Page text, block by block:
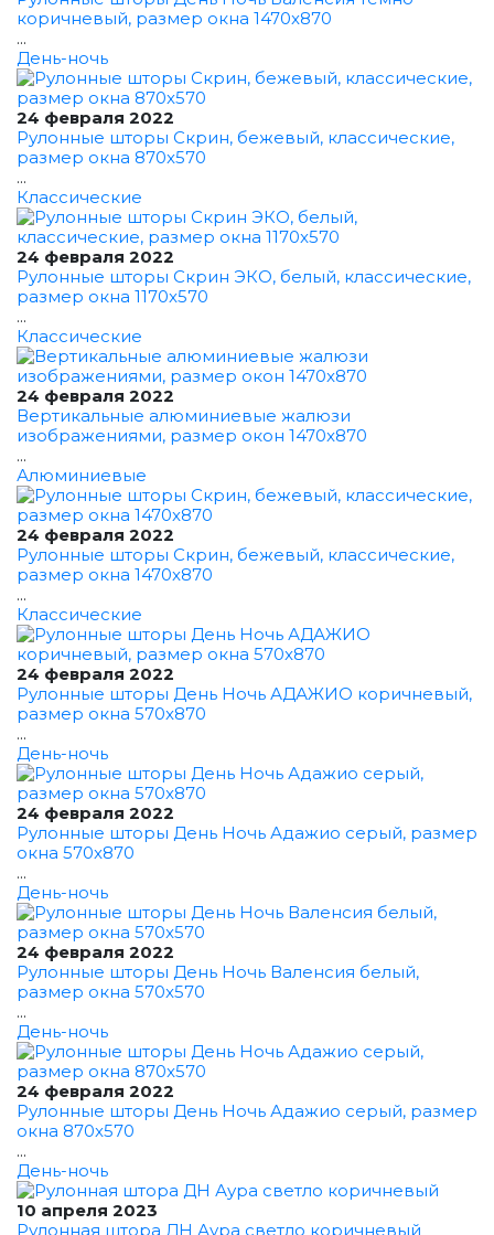
коричневый, размер окна 1470x870
...
День-ночь
24 февраля 2022
Рулонные шторы Скрин, бежевый, классические,
размер окна 870x570
...
Классические
24 февраля 2022
Рулонные шторы Скрин ЭКО, белый, классические,
размер окна 1170x570
...
Классические
24 февраля 2022
Вертикальные алюминиевые жалюзи
изображениями, размер окон 1470x870
...
Алюминиевые
24 февраля 2022
Рулонные шторы Скрин, бежевый, классические,
размер окна 1470x870
...
Классические
24 февраля 2022
Рулонные шторы День Ночь АДАЖИО коричневый,
размер окна 570x870
...
День-ночь
24 февраля 2022
Рулонные шторы День Ночь Адажио серый, размер
окна 570x870
...
День-ночь
24 февраля 2022
Рулонные шторы День Ночь Валенсия белый,
размер окна 570x570
...
День-ночь
24 февраля 2022
Рулонные шторы День Ночь Адажио серый, размер
окна 870x570
...
День-ночь
10 апреля 2023
Рулонная штора ДН Аура светло коричневый